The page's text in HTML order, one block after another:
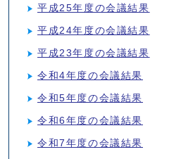
平成25年度の会議結果
平成24年度の会議結果
平成23年度の会議結果
令和4年度の会議結果
令和5年度の会議結果
令和6年度の会議結果
令和7年度の会議結果